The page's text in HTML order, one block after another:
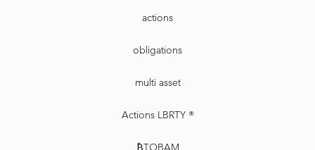
actions
obligations
multi asset
Actions LBRTY ®
₿TOBAM